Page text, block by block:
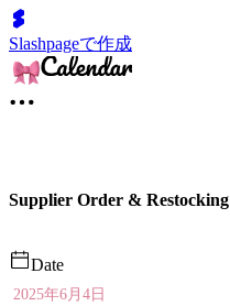
Slashpageで作成
Supplier Order & Restocking
Date
2025年6月4日